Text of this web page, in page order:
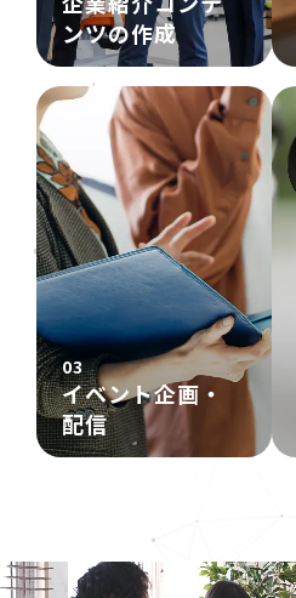
ンツの作成
03
イベント企画・
配信